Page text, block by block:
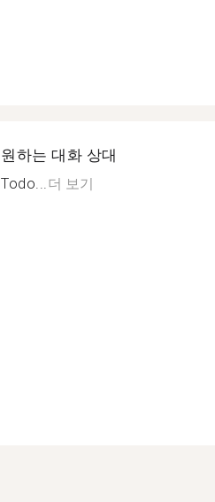
원하는 대화 상대
Todo...더 보기